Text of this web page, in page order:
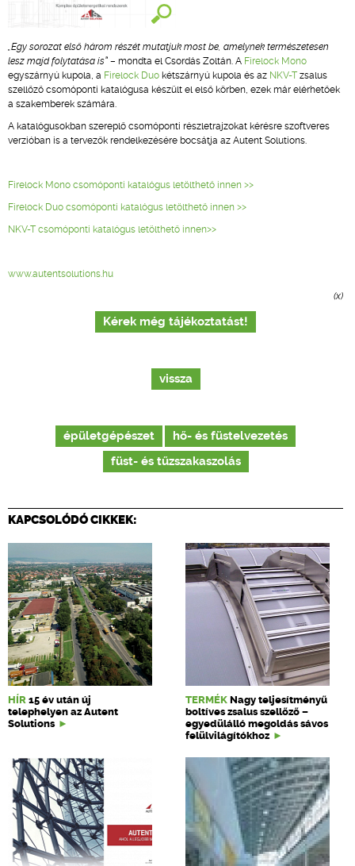
„Egy sorozat első három részét mutatjuk most be, amelynek természetesen
lesz majd folytatása is” – mondta el Csordás Zoltán. A Firelock Mono
egyszárnyú kupola, a Firelock Duo kétszárnyú kupola és az NKV-T zsalus
szellőző csomóponti katalógusa készült el első körben, ezek már elérhetőek
a szakemberek számára.
A katalógusokban szereplő csomóponti részletrajzokat kérésre szoftveres
verzióban is a tervezők rendelkezésére bocsátja az Autent Solutions.
Firelock Mono csomóponti katalógus letölthető innen >>
Firelock Duo csomóponti katalógus letölthető innen >>
NKV-T csomóponti katalógus letölthető innen>>
www.autentsolutions.hu
(x)
Kérek még tájékoztatást!
vissza
épületgépészet
hő- és füstelvezetés
füst- és tűzszakaszolás
KAPCSOLÓDÓ CIKKEK:
HÍR 15 év után új
telephelyen az Autent
Solutions
TERMÉK Nagy teljesítményű
boltíves zsalus szellőző –
egyedülálló megoldás sávos
felülvilágítókhoz